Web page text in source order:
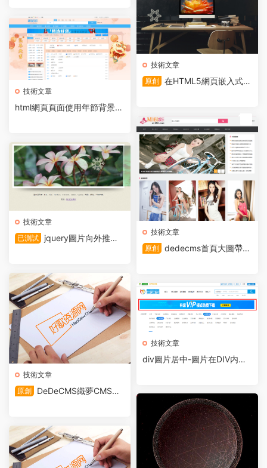
技術文章
原創 在HTML5網頁嵌入式s
技術文章
html網頁頁面使用年節背景圖
技術文章
原創 dedecms首頁大圖帶标
技術文章
已測試
jquery圖片向外推出
技術文章
原創
DeDeCMS織夢CMS數
技術文章
div圖片居中-圖片在DIV内水